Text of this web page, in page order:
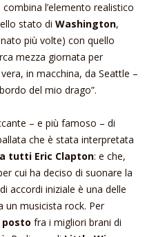
l’elemento realistico
stato di Washington,
più volte) con quello
mezza giornata per
in macchina, da Seattle –
del mio drago”.
– e più famoso – di
che è stata interpretata
tutti Eric Clapton: e che,
cui ha deciso di suonare la
accordi iniziale è una delle
un musicista rock. Per
posto fra i migliori brani di